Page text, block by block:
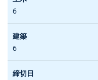
6
6